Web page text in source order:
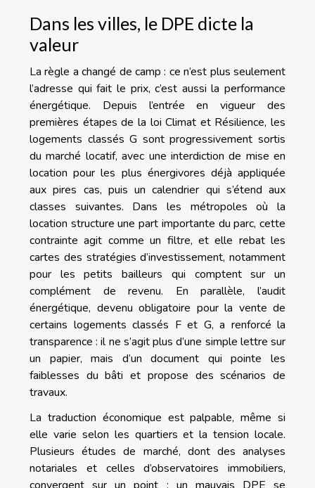
Dans les villes, le DPE dicte la
valeur
La règle a changé de camp : ce n’est plus seulement
l’adresse qui fait le prix, c’est aussi la performance
énergétique. Depuis l’entrée en vigueur des
premières étapes de la loi Climat et Résilience, les
logements classés G sont progressivement sortis
du marché locatif, avec une interdiction de mise en
location pour les plus énergivores déjà appliquée
aux pires cas, puis un calendrier qui s’étend aux
classes suivantes. Dans les métropoles où la
location structure une part importante du parc, cette
contrainte agit comme un filtre, et elle rebat les
cartes des stratégies d’investissement, notamment
pour les petits bailleurs qui comptent sur un
complément de revenu. En parallèle, l’audit
énergétique, devenu obligatoire pour la vente de
certains logements classés F et G, a renforcé la
transparence : il ne s’agit plus d’une simple lettre sur
un papier, mais d’un document qui pointe les
faiblesses du bâti et propose des scénarios de
travaux.
La traduction économique est palpable, même si
elle varie selon les quartiers et la tension locale.
Plusieurs études de marché, dont des analyses
notariales et celles d’observatoires immobiliers,